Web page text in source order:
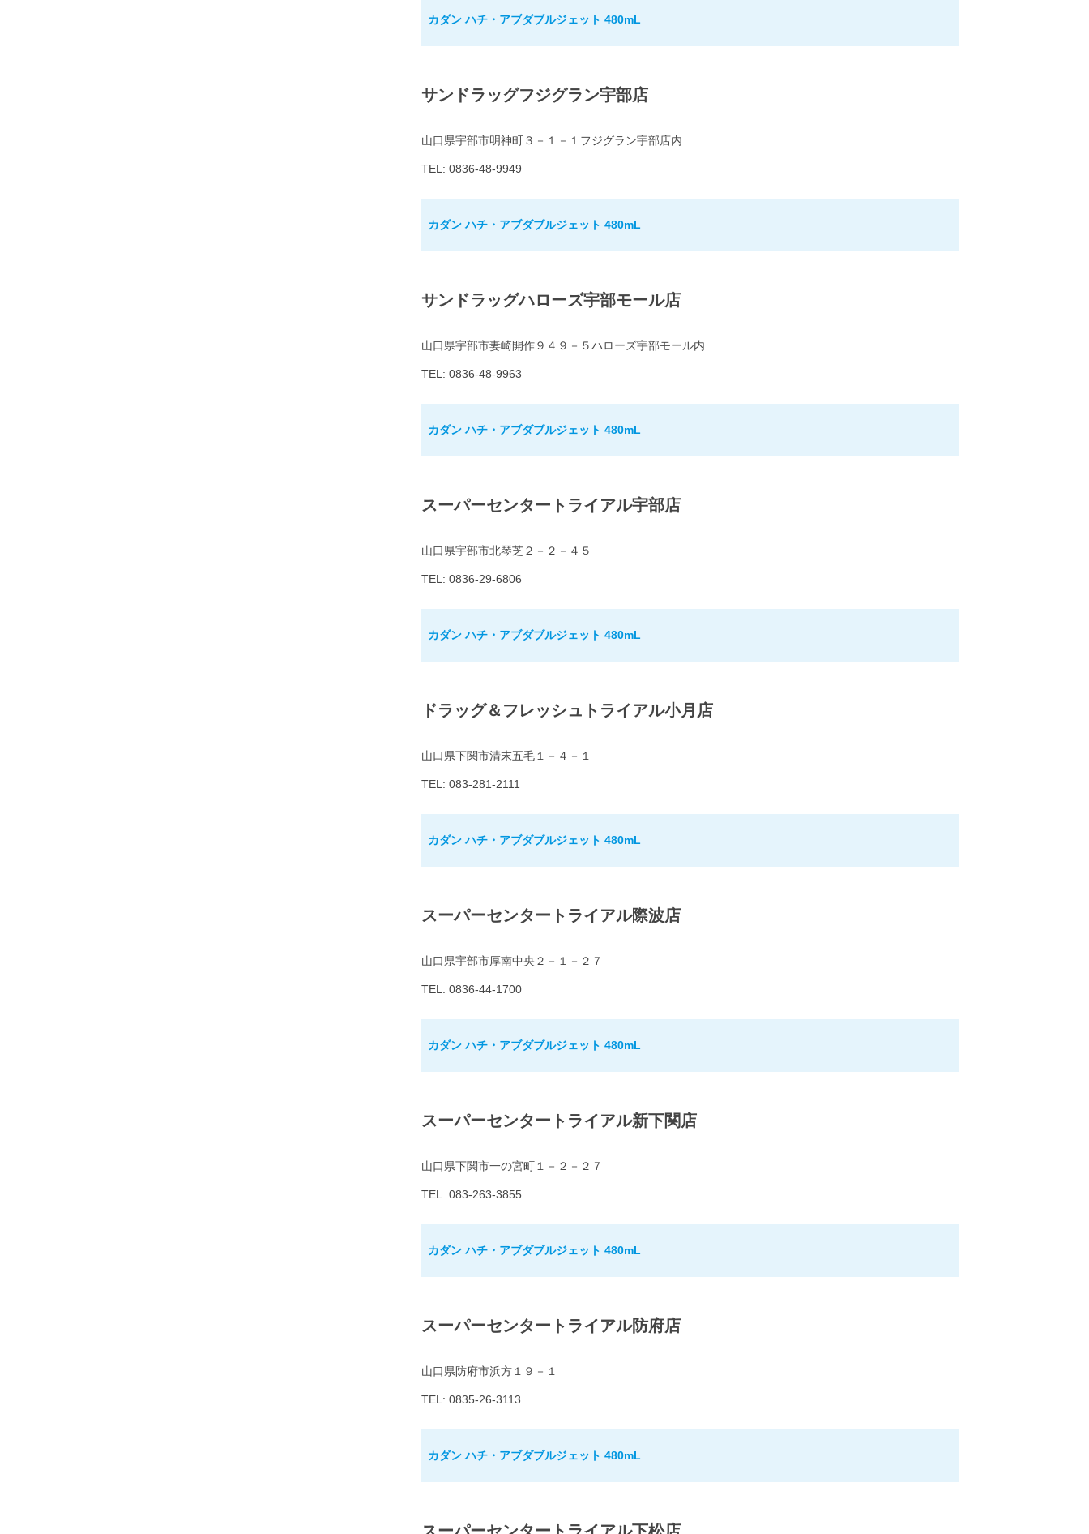
カダン ハチ・アブダブルジェット 480mL
サンドラッグフジグラン宇部店
山口県宇部市明神町３－１－１フジグラン宇部店内
TEL: 0836-48-9949
カダン ハチ・アブダブルジェット 480mL
サンドラッグハローズ宇部モール店
山口県宇部市妻崎開作９４９－５ハローズ宇部モール内
TEL: 0836-48-9963
カダン ハチ・アブダブルジェット 480mL
スーパーセンタートライアル宇部店
山口県宇部市北琴芝２－２－４５
TEL: 0836-29-6806
カダン ハチ・アブダブルジェット 480mL
ドラッグ＆フレッシュトライアル小月店
山口県下関市清末五毛１－４－１
TEL: 083-281-2111
カダン ハチ・アブダブルジェット 480mL
スーパーセンタートライアル際波店
山口県宇部市厚南中央２－１－２７
TEL: 0836-44-1700
カダン ハチ・アブダブルジェット 480mL
スーパーセンタートライアル新下関店
山口県下関市一の宮町１－２－２７
TEL: 083-263-3855
カダン ハチ・アブダブルジェット 480mL
スーパーセンタートライアル防府店
山口県防府市浜方１９－１
TEL: 0835-26-3113
カダン ハチ・アブダブルジェット 480mL